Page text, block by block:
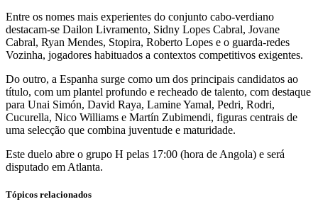
Entre os nomes mais experientes do conjunto cabo-verdiano
destacam-se Dailon Livramento, Sidny Lopes Cabral, Jovane
Cabral, Ryan Mendes, Stopira, Roberto Lopes e o guarda-redes
Vozinha, jogadores habituados a contextos competitivos exigentes.
Do outro, a Espanha surge como um dos principais candidatos ao
título, com um plantel profundo e recheado de talento, com destaque
para Unai Simón, David Raya, Lamine Yamal, Pedri, Rodri,
Cucurella, Nico Williams e Martín Zubimendi, figuras centrais de
uma selecção que combina juventude e maturidade.
Este duelo abre o grupo H pelas 17:00 (hora de Angola) e será
disputado em Atlanta.
Tópicos relacionados